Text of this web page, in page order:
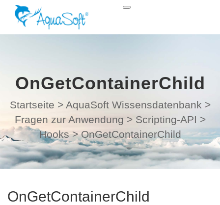
OnGetContainerChild
Startseite > AquaSoft Wissensdatenbank >
Fragen zur Anwendung > Scripting-API >
Hooks > OnGetContainerChild
OnGetContainerChild